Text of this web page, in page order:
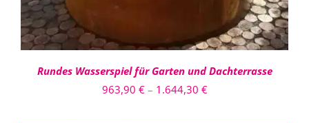
OPTIONEN
KÖNNEN
AUF
DER
GEWÄHLT
WERDEN
Rundes Wasserspiel für Garten und Dachterrasse
963,90 € – 1.644,30 €Preisspanne: